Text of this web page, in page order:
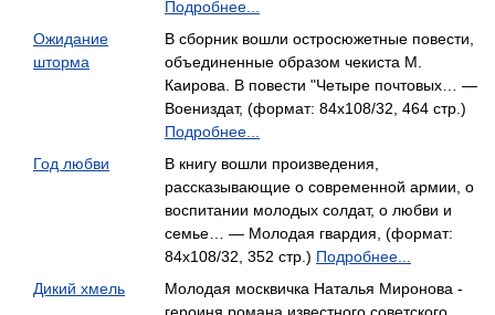
Подробнее...
Ожидание
шторма
В сборник вошли остросюжетные повести,
объединенные образом чекиста М.
Каирова. В повести "Четыре почтовых… —
Воениздат, (формат: 84x108/32, 464 стр.)
Подробнее...
Год любви
В книгу вошли произведения,
рассказывающие о современной армии, о
воспитании молодых солдат, о любви и
семье… — Молодая гвардия, (формат:
84x108/32, 352 стр.) Подробнее...
Дикий хмель
Молодая москвичка Наталья Миронова -